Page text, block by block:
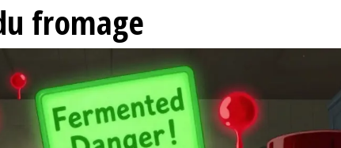
fromage